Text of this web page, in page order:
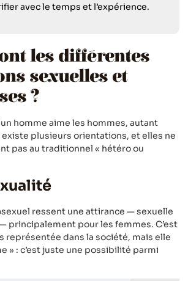
avec le temps et l’expérience.
les différentes
sexuelles et
?
homme aime les hommes, autant
existe plusieurs orientations, et elles ne
pas au traditionnel « hétéro ou
ressent une attirance — sexuelle
principalement pour les femmes. C’est
représentée dans la société, mais elle
» : c’est juste une possibilité parmi